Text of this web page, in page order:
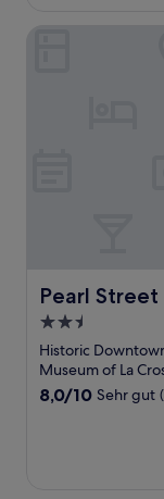
Pearl
Pearl Street
2.5-
Sterne-
Unterkunft
Historic
Museum of La
8.0
8,0/10 Sehr gut